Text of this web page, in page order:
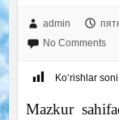
admin
No Comments
Ko‘rishlar soni
Mazkur